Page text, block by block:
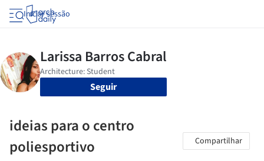
Iniciar sessão
Seguir
ideias para o centro
poliesportivo
Compartilhar